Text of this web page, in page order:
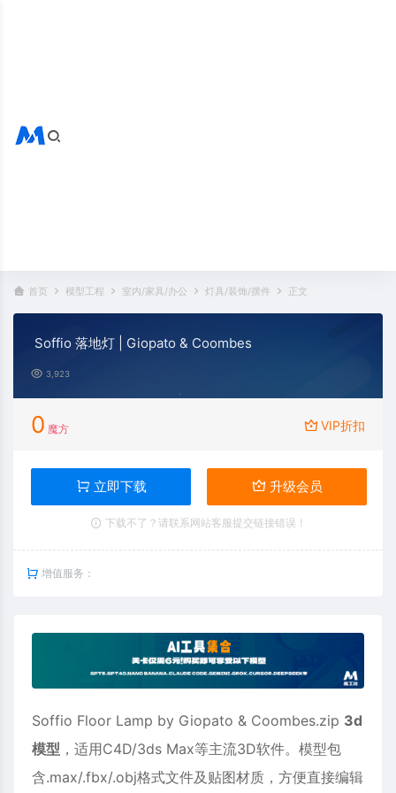
首页 模型工程 室内/家具/办公 灯具/装饰/摆件 正文
Soffio 落地灯 | Giopato & Coombes
3,923
0 魔方 VIP折扣
立即下载 升级会员
下载不了？请联系网站客服提交链接错误！
增值服务：
Soffio Floor Lamp by Giopato & Coombes.zip 3d
模型 ，适用C4D/3ds Max等主流3D软件。模型包
含.max/.fbx/.obj格式文件及贴图材质，方便直接编辑